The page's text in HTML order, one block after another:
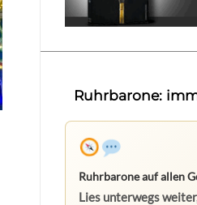
Ruhrbarone:
Ruhrbarone auf allen
Lies unterwegs